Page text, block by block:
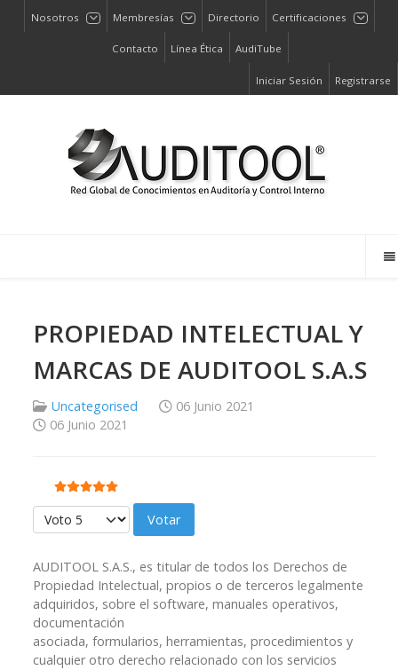
Nosotros Membresías Directorio Certificaciones
Contacto Línea Ética AudiTube
Iniciar Sesión Registrarse
PROPIEDAD INTELECTUAL Y
MARCAS DE AUDITOOL S.A.S
Uncategorised
06 Junio 2021
06 Junio 2021
Ratio:5/5
Por favor, vote
AUDITOOL S.A.S., es titular de todos los Derechos de
Propiedad Intelectual, propios o de terceros legalmente
adquiridos, sobre el software, manuales operativos,
documentación
asociada, formularios, herramientas, procedimientos y
cualquier otro derecho relacionado con los servicios